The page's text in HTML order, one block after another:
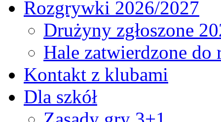
Rozgrywki 2026/2027
Drużyny zgłoszone
Hale zatwierdzone
Kontakt z klubami
Dla szkół